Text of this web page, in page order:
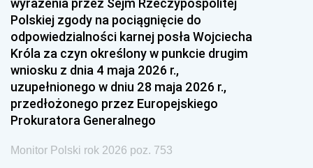
1990 1989
1987 1986 1985
1984 1983
1981 1980 1979
1978 1977
1975 1974
Polskiej zgody na pociągnięcie do
odpowiedzialności karnej posła Wojciecha
Króla za czyn określony w punkcie drugim
wniosku z dnia 4 maja 2026 r.,
uzupełnionego w dniu 28 maja 2026 r.,
przedłożonego przez Europejskiego
Prokuratora Generalnego
Monitor Polski rok 2026 poz. 753